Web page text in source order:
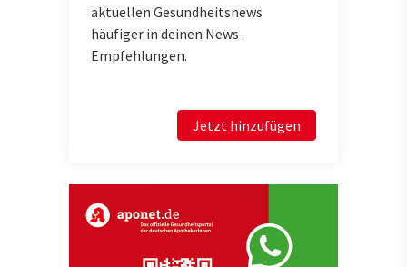
aktuellen Gesundheitsnews
häufiger in deinen News-
Empfehlungen.
Jetzt hinzufügen